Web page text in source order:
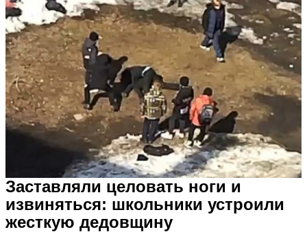
Заставляли целовать ноги и
извиняться: школьники устроили
жесткую дедовщину